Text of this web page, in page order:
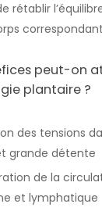
rétablir
peut-on
plantaire ?
des tensions
grande détente
de la
et lymphatique